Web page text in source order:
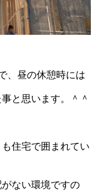
、昼の休憩時には
と思います。＾＾
住宅で囲まれてい
ない環境ですの